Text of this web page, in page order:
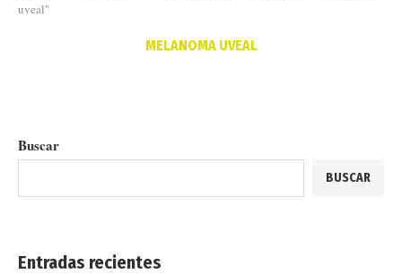
uveal"
MELANOMA UVEAL
Buscar
BUSCAR
Entradas recientes